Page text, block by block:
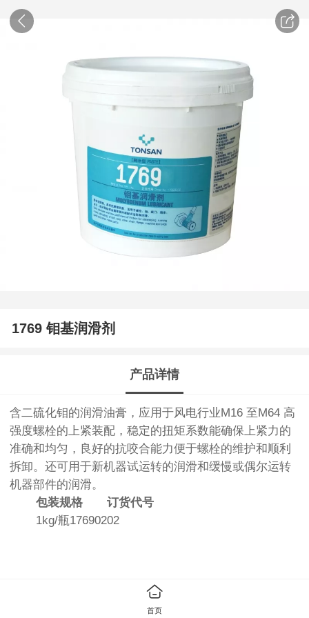
1769 钼基润滑剂
产品详情
含二硫化钼的润滑油膏，应用于风电行业M16 至M64 高
强度螺栓的上紧装配，稳定的扭矩系数能确保上紧力的
准确和均匀，良好的抗咬合能力便于螺栓的维护和顺利
拆卸。还可用于新机器试运转的润滑和缓慢或偶尔运转
机器部件的润滑。
包装规格
订货代号
1kg/瓶17690202
首页